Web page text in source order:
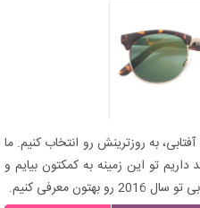
به روزترینش رو انتخاب کنیم. ما
تو این زمینه به کمکتون بیایم و
معرفی کنیم.